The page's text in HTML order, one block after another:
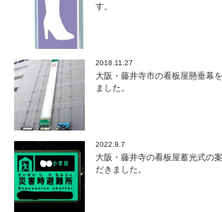
す。
2018.11.27
大阪・藤井寺市の看板屋懸垂幕
ました。
2022.9.7
大阪・藤井寺の看板屋蓄光式の
だきました。